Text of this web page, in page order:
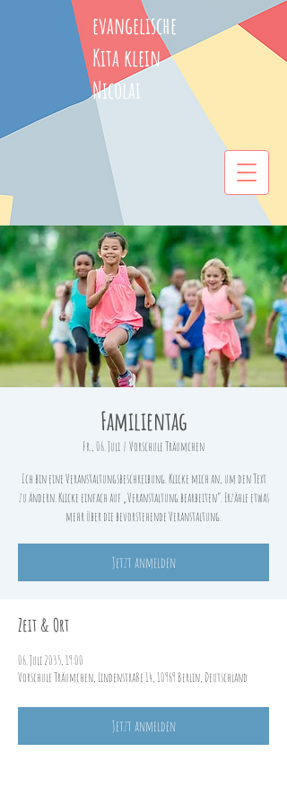
evangelische
Kita klein
Nicolai
Familientag
Fr., 06. Juli
  |
Vorschule Träumchen
Ich bin eine Veranstaltungsbeschreibung. Klicke mich an, um den Text
zu ändern. Klicke einfach auf „Veranstaltung bearbeiten“. Erzähle etwas
mehr über die bevorstehende Veranstaltung.
Jetzt anmelden
Zeit & Ort
06. Juli 2035, 19:00
Vorschule Träumchen, Lindenstraße 14, 10969 Berlin, Deutschland
Jetzt anmelden